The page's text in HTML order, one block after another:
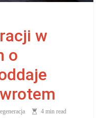
w
o
4 min read